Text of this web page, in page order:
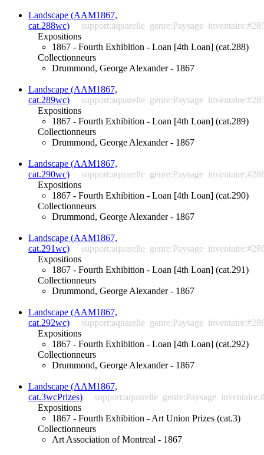
Landscape (AAM1867,
cat.288wc)
support:aquarelle genre:Paysage
Expositions
1867 - Fourth Exhibition - Loan [4th Loan] (cat.288)
Collectionneurs
Drummond, George Alexander - 1867
Landscape (AAM1867,
cat.289wc)
support:aquarelle genre:Paysage
Expositions
1867 - Fourth Exhibition - Loan [4th Loan] (cat.289)
Collectionneurs
Drummond, George Alexander - 1867
Landscape (AAM1867,
cat.290wc)
support:aquarelle genre:Paysage
Expositions
1867 - Fourth Exhibition - Loan [4th Loan] (cat.290)
Collectionneurs
Drummond, George Alexander - 1867
Landscape (AAM1867,
cat.291wc)
support:aquarelle genre:Paysage
Expositions
1867 - Fourth Exhibition - Loan [4th Loan] (cat.291)
Collectionneurs
Drummond, George Alexander - 1867
Landscape (AAM1867,
cat.292wc)
support:aquarelle genre:Paysage
Expositions
1867 - Fourth Exhibition - Loan [4th Loan] (cat.292)
Collectionneurs
Drummond, George Alexander - 1867
Landscape (AAM1867,
cat.3wcPrizes)
support:aquarelle genre:Paysage
Expositions
1867 - Fourth Exhibition - Art Union Prizes (cat.3)
Collectionneurs
Art Association of Montreal - 1867